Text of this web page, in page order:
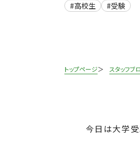
#高校生 #受験
トップページ スタッフブ
今日は大学受